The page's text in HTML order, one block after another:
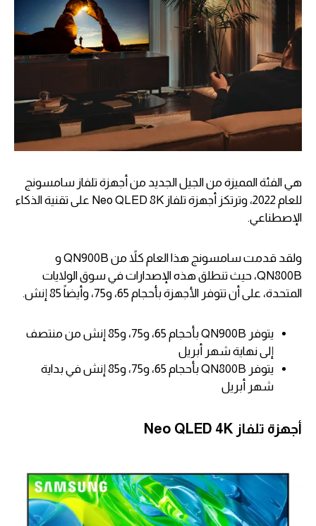
هي الفئة المميزة من الجيل الجديد من أجهزة تلفاز سامسونج
للعام 2022، وترتكز أجهزة تلفاز Neo QLED 8K على تقنية الذكاء
الإصطناعي.
ولقد قدمت سامسونج هذا العام كلاً من QN900B و
QN800B، حيث تنطلق هذه الإصدارات في سوق الولايات
المتحدة، على أن تتوفر الأجهزة بأحجام 65، و75، وأيضاً 85 إنش.
يتوفر QN900B بأحجام 65، و75، و85 إنش من منتصف
إلى نهاية شهر أبريل
يتوفر QN800B بأحجام 65، و75، و85 إنش في بداية
شهر أبريل
أجهزة تلفاز Neo QLED 4K